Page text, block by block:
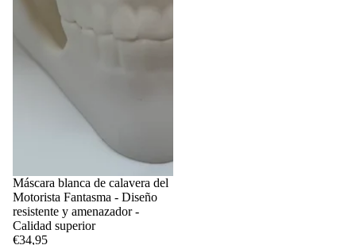
Máscara blanca de calavera del
Motorista Fantasma - Diseño
resistente y amenazador -
Calidad superior
€34,95